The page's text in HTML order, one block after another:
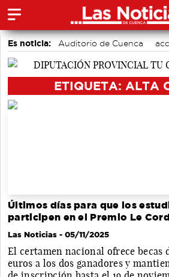
Es noticia: Auditorio de Cuenca
Medio Ambiente
ETIQUETA: ALTA
Últimos días para que los
participen en el Premio Le
Las Noticias - 05/11/2025
El certamen nacional ofrece becas
euros a los dos ganadores y